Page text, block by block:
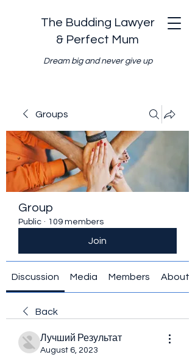
The Budding Lawyer
& Perfect Mum
Dream big and never give up
Groups
Group
Public · 109 members
Join
Discussion Media Members About
Back
Лучший Результат
August 6, 2023